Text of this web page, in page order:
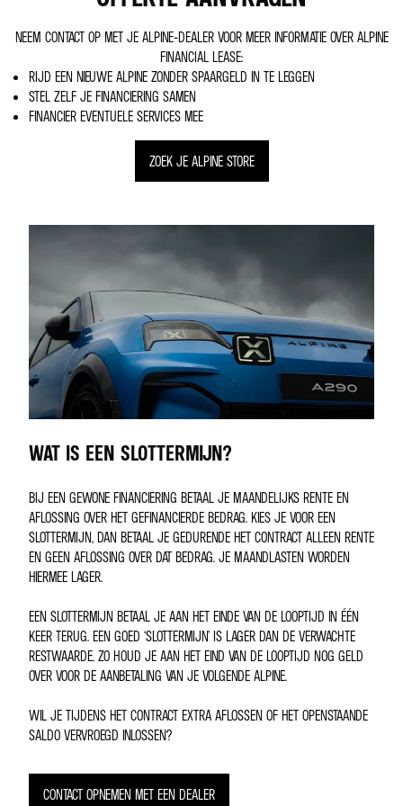
NEEM CONTACT OP MET JE ALPINE-DEALER VOOR MEER INFORMATIE OVER ALPINE
FINANCIAL LEASE:
RIJD EEN NIEUWE ALPINE ZONDER SPAARGELD IN TE LEGGEN
STEL ZELF JE FINANCIERING SAMEN
FINANCIER EVENTUELE SERVICES MEE
ZOEK JE ALPINE STORE
WAT IS EEN SLOTTERMIJN?
BIJ EEN GEWONE FINANCIERING BETAAL JE MAANDELIJKS RENTE EN
AFLOSSING OVER HET GEFINANCIERDE BEDRAG. KIES JE VOOR EEN
SLOTTERMIJN, DAN BETAAL JE GEDURENDE HET CONTRACT ALLEEN RENTE
EN GEEN AFLOSSING OVER DAT BEDRAG. JE MAANDLASTEN WORDEN
HIERMEE LAGER.
EEN SLOTTERMIJN BETAAL JE AAN HET EINDE VAN DE LOOPTIJD IN ÉÉN
KEER TERUG. EEN GOED ‘SLOTTERMIJN’ IS LAGER DAN DE VERWACHTE
RESTWAARDE. ZO HOUD JE AAN HET EIND VAN DE LOOPTIJD NOG GELD
OVER VOOR DE AANBETALING VAN JE VOLGENDE ALPINE.
WIL JE TIJDENS HET CONTRACT EXTRA AFLOSSEN OF HET OPENSTAANDE
SALDO VERVROEGD INLOSSEN?
CONTACT OPNEMEN MET EEN DEALER